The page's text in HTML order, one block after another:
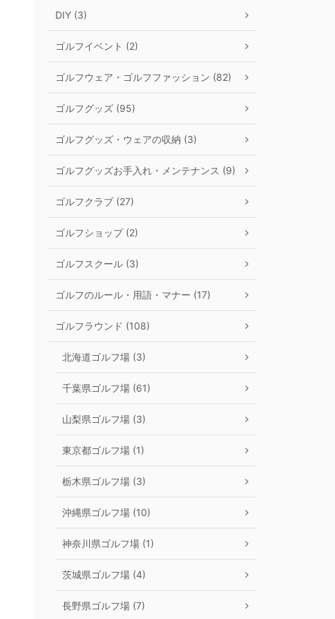
DIY (3)
ゴルフイベント (2)
ゴルフウェア・ゴルフファッション (82)
ゴルフグッズ (95)
ゴルフグッズ・ウェアの収納 (3)
ゴルフグッズお手入れ・メンテナンス (9)
ゴルフクラブ (27)
ゴルフショップ (2)
ゴルフスクール (3)
ゴルフのルール・用語・マナー (17)
ゴルフラウンド (108)
北海道ゴルフ場 (3)
千葉県ゴルフ場 (61)
山梨県ゴルフ場 (3)
東京都ゴルフ場 (1)
栃木県ゴルフ場 (3)
沖縄県ゴルフ場 (10)
神奈川県ゴルフ場 (1)
茨城県ゴルフ場 (4)
長野県ゴルフ場 (7)